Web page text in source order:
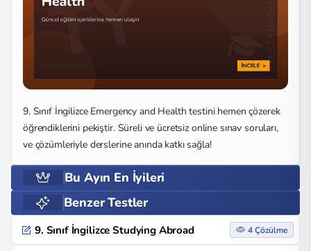
9. Sınıf İngilizce Emergency and Health testini hemen çözerek
öğrendiklerini pekiştir. Süreli ve ücretsiz online sınav soruları,
ve çözümleriyle derslerine anında katkı sağla!
Bu Ayın En İyileri
Benzer Testler
9. Sınıf İngilizce Studying Abroad 4 Çözülme